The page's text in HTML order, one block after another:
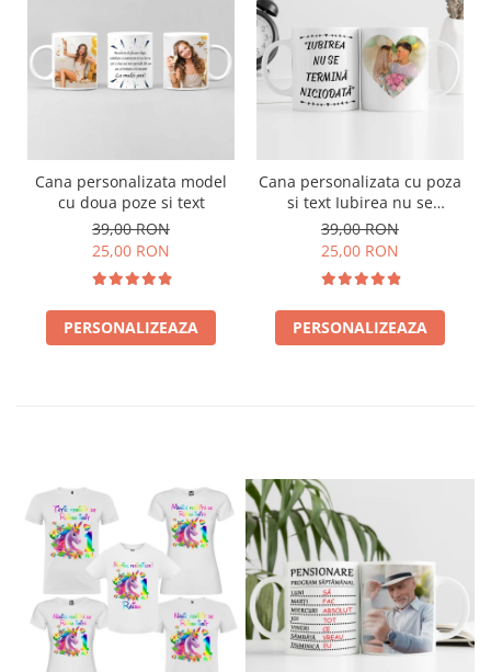
Cana personalizata model
cu doua poze si text
39,00 RON
25,00 RON
PERSONALIZEAZA
Cana personalizata cu poza
si text Iubirea nu se
termina niciodata
39,00 RON
25,00 RON
PERSONALIZEAZA